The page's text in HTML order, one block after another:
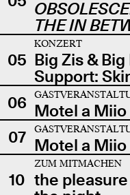
THE IN
05
KONZERT
Big Zis &
Support:
06 Motel a Miio
07 Motel a Miio
10
ZUM MITMACHEN
the